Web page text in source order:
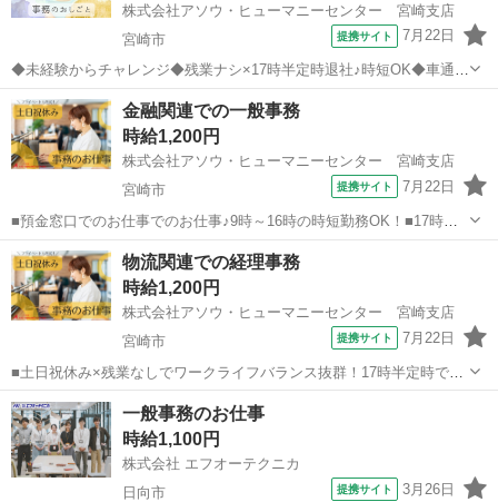
株式会社アソウ・ヒューマニーセンター 宮崎支店
宮崎市
提携サイト 7月22日
◆未経験からチャレンジ◆残業ナシ×17時半定時退社♪時短OK◆車通勤
可能◆土日祝完全休みで自分時間もしっかり確保できる◆営業事務や
経理のサポートをお任せ♪これから幅広い事務スキルを身につけたい方
にオススメ◎◆無料駐車場完備で...
宮崎 宮崎市 一般事務
金融関連での一般事務
時給1,200円
株式会社アソウ・ヒューマニーセンター 宮崎支店
宮崎市
提携サイト 7月22日
■預金窓口でのお仕事でのお仕事♪9時～16時の時短勤務OK！■17時ぴ
ったりに定時退社×残業なし♪土日祝休みでワークライフバランスも充
実できます◎■車通勤OK×無料駐車場あり！昨年建て替わったばかりの
新しい社屋で快適×市内中...
宮崎 宮崎市 一般事務
物流関連での経理事務
時給1,200円
株式会社アソウ・ヒューマニーセンター 宮崎支店
宮崎市
提携サイト 7月22日
■土日祝休み×残業なしでワークライフバランス抜群！17時半定時でプ
ライベートの時間もたっぷり確保♪■「簿記の資格は取ったけど、実務
はこれから」という方も大歓迎♪ 事務経験を活かして経理へスキルア
ップのチャンス！■アソウの仲間...
宮崎 宮崎市 一般事務
一般事務のお仕事
時給1,100円
株式会社 エフオーテクニカ
日向市
提携サイト 3月26日